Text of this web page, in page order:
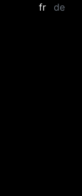
fr de